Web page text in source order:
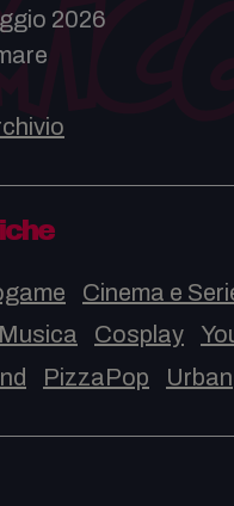
2026
Cinema e
Musica Cosplay
PizzaPop Urban